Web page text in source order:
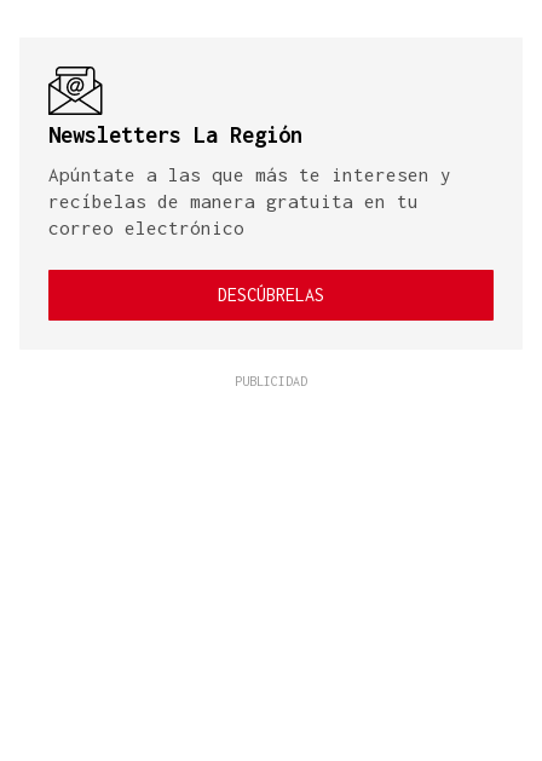
Newsletters La Región
Apúntate a las que más te interesen y
recíbelas de manera gratuita en tu
correo electrónico
DESCÚBRELAS